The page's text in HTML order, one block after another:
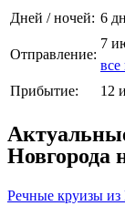
Дней / ночей: 6
Отправление:
7
Прибытие:
12
Новгорода
Речные круизы